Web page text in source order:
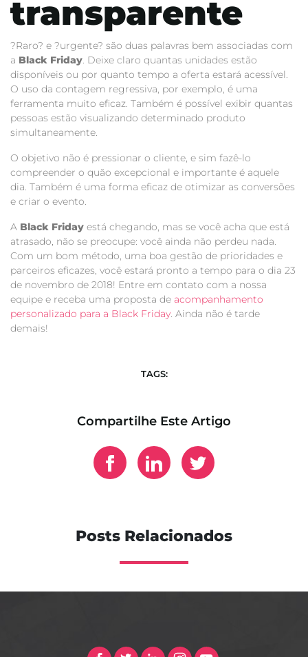
transparente
?Raro? e ?urgente? são duas palavras bem associadas com
a Black Friday. Deixe claro quantas unidades estão
disponíveis ou por quanto tempo a oferta estará acessível.
O uso da contagem regressiva, por exemplo, é uma
ferramenta muito eficaz. Também é possível exibir quantas
pessoas estão visualizando determinado produto
simultaneamente.
O objetivo não é pressionar o cliente, e sim fazê-lo
compreender o quão excepcional e importante é aquele
dia. Também é uma forma eficaz de otimizar as conversões
e criar o evento.
A Black Friday está chegando, mas se você acha que está
atrasado, não se preocupe: você ainda não perdeu nada.
Com um bom método, uma boa gestão de prioridades e
parceiros eficazes, você estará pronto a tempo para o dia 23
de novembro de 2018! Entre em contato com a nossa
equipe e receba uma proposta de acompanhamento
personalizado para a Black Friday. Ainda não é tarde
demais!
TAGS:
Compartilhe Este Artigo
Posts Relacionados